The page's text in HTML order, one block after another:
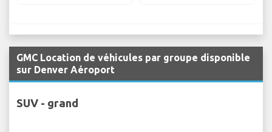
GMC Location de véhicules par groupe disponible
sur Denver Aéroport
SUV - grand